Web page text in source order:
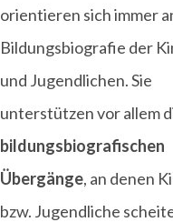
orientieren sich immer
Bildungsbiografie der
und Jugendlichen. Sie
unterstützen vor allem
bildungsbiografischen
Übergänge, an denen
bzw. Jugendliche